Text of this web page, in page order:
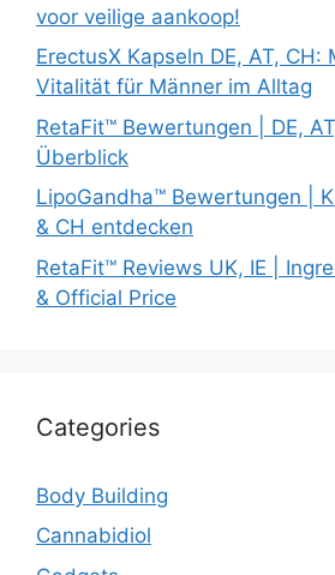
voor veilige aankoop!
ErectusX Kapseln DE, AT, CH:
Vitalität für Männer im Alltag
RetaFit™ Bewertungen | DE,
Überblick
LipoGandha™ Bewertungen |
& CH entdecken
RetaFit™ Reviews UK, IE |
& Official Price
Categories
Body Building
Cannabidiol